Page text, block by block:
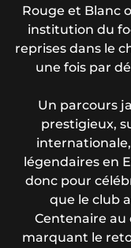
Rouge et Blanc
institution du
reprises dans le
une fois par
Un parcours
prestigieux,
légendaires en
donc pour
que le club
Centenaire au
marquant le